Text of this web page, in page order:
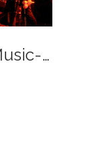
Trend Live-Music-66